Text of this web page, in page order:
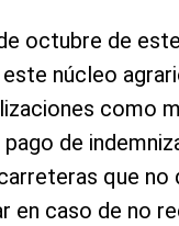
octubre de
núcleo
como
de
que no
en caso de no